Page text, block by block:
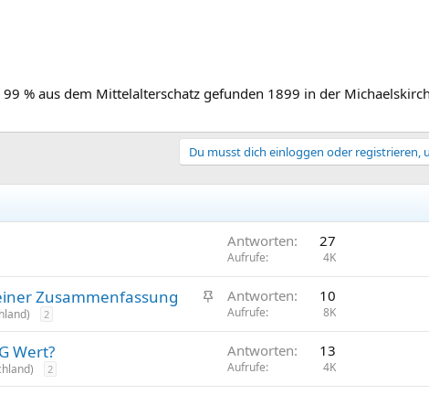
99 % aus dem Mittelalterschatz gefunden 1899 in der
Du musst dich einloggen oder registrieren,
Antworten 27
Aufrufe 4K
A
g
i
Zusammenfassung
2
Antworten 10
Aufrufe 8K
Wert?
2
Antworten 13
Aufrufe 4K